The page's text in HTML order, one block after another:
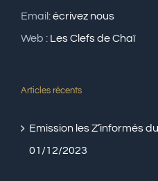
Email:écrivez nous
Web : Les Clefs de Chaï
Articles récents
Emission les Z’informés
01/12/2023